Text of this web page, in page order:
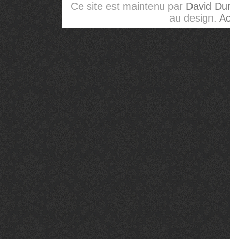
Ce site est maintenu par David
au design.